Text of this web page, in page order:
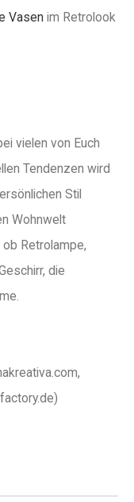
Vasen im Retrolook
vielen von Euch
Tendenzen wird
Stil
Wohnwelt
Retrolampe,
die